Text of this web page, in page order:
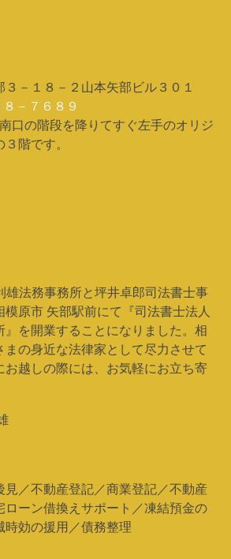
－１８－２山本矢部ビル３０１
－７６８９
口の階段を降りてすぐ左手のオリジ
階です。
雄法務事務所と坪井卓郎司法書士事
原市 矢部駅前にて『司法書士法人
』を開業することになりました。相
まの身近な法律家として尽力させて
お越しの際には、お気軽にお立ち寄
見／不動産登記／商業登記／不動産
ローン借換えサポート／凍結預金の
時効の援用／債務整理